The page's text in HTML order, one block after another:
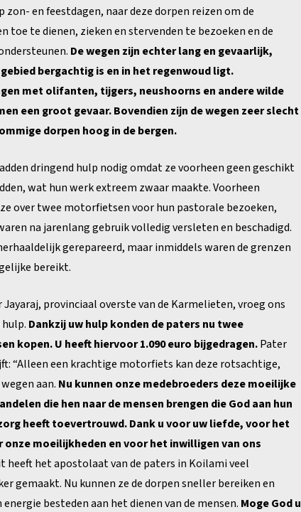
zon- en feestdagen, naar deze dorpen reizen om de
toe te dienen, zieken en stervenden te bezoeken en de
De wegen zijn echter lang en gevaarlijk,
bergachtig is en in het regenwoud ligt.
met olifanten, tijgers, neushoorns en andere wilde
een groot gevaar. Bovendien zijn de wegen zeer slecht
dorpen hoog in de bergen.
dringend hulp nodig omdat ze voorheen geen geschikt
wat hun werk extreem zwaar maakte. Voorheen
over twee motorfietsen voor hun pastorale bezoeken,
na jarenlang gebruik volledig versleten en beschadigd.
gerepareerd, maar inmiddels waren de grenzen
bereikt.
Jayaraj, provinciaal overste van de Karmelieten, vroeg ons
Dankzij uw hulp konden de paters nu twee
kopen. U heeft hiervoor 1.090 euro bijgedragen.Pater
“Alleen een krachtige motorfiets kan deze rotsachtige,
aan. Nu kunnen onze medebroeders deze moeilijke
die hen naar de mensen brengen die God aan hun
heeft toevertrouwd. Dank u voor uw liefde, voor het
onze moeilijkheden en voor het inwilligen van ons
heeft het apostolaat van de paters in Koilami veel
gemaakt. Nu kunnen ze de dorpen sneller bereiken en
besteden aan het dienen van de mensen. Moge God u